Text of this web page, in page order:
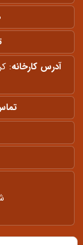
آدرس کارخانه: